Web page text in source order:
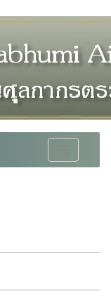
navigation